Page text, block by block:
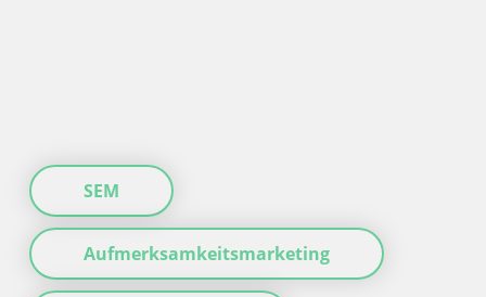
SEM
Aufmerksamkeitsmarketing